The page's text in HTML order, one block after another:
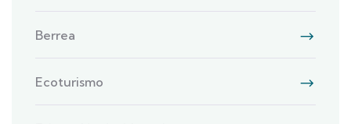
Berrea
Ecoturismo